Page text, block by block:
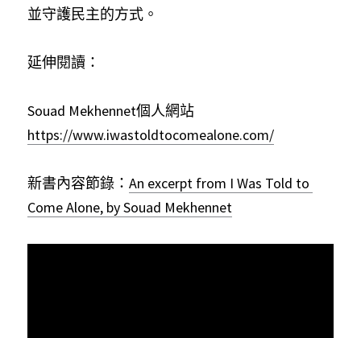
並守護民主的方式。
延伸閱讀：
Souad Mekhennet個人網站
https://www.iwastoldtocomealone.com/
新書內容節錄： An excerpt from I Was Told to
Come Alone, by Souad Mekhennet